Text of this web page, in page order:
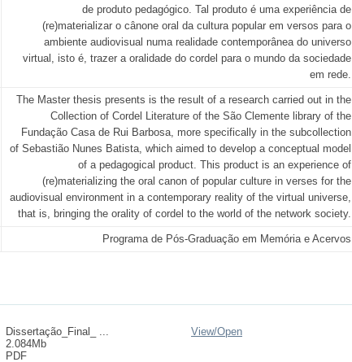
de produto pedagógico. Tal produto é uma experiência de
(re)materializar o cânone oral da cultura popular em versos para o
ambiente audiovisual numa realidade contemporânea do universo
virtual, isto é, trazer a oralidade do cordel para o mundo da sociedade
em rede.
The Master thesis presents is the result of a research carried out in the
Collection of Cordel Literature of the São Clemente library of the
Fundação Casa de Rui Barbosa, more specifically in the subcollection
of Sebastião Nunes Batista, which aimed to develop a conceptual model
of a pedagogical product. This product is an experience of
(re)materializing the oral canon of popular culture in verses for the
audiovisual environment in a contemporary reality of the virtual universe,
that is, bringing the orality of cordel to the world of the network society.
Programa de Pós-Graduação em Memória e Acervos
Dissertação_Final_ ...
2.084Mb
PDF
View/Open